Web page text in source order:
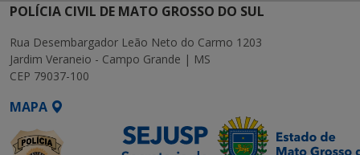
POLÍCIA CIVIL DE MATO GROSSO DO SUL
Rua Desembargador Leão Neto do Carmo 1203
Jardim Veraneio - Campo Grande | MS
CEP 79037-100
MAPA